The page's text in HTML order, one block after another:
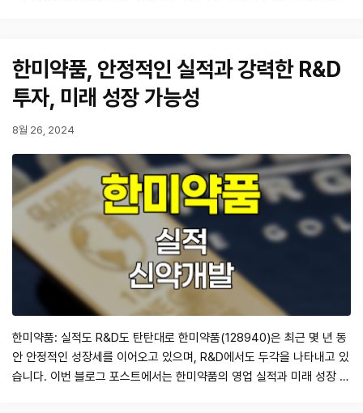
기적인 연구를…
한미약품, 안정적인 실적과 강력한 R&D
투자, 미래 성장 가능성
8월 26, 2024
한미약품: 실적도 R&D도 탄탄대로 한미약품(128940)은 최근 몇 년 동
안 안정적인 성장세를 이어오고 있으며, R&D에서도 두각을 나타내고 있
습니다. 이번 블로그 포스트에서는 한미약품의 영업 실적과 미래 성장 가